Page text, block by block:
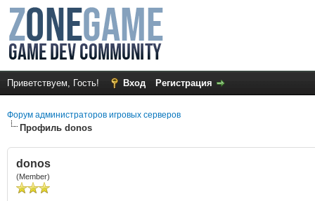
Приветствуем, Гость! Вход Регистрация
Форум администраторов игровых серверов
Профиль donos
donos
(Member)